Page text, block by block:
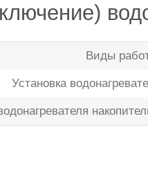
Виды
Установка